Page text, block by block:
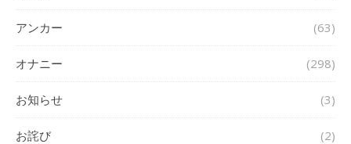
アンカー (63)
オナニー (298)
お知らせ (3)
お詫び (2)